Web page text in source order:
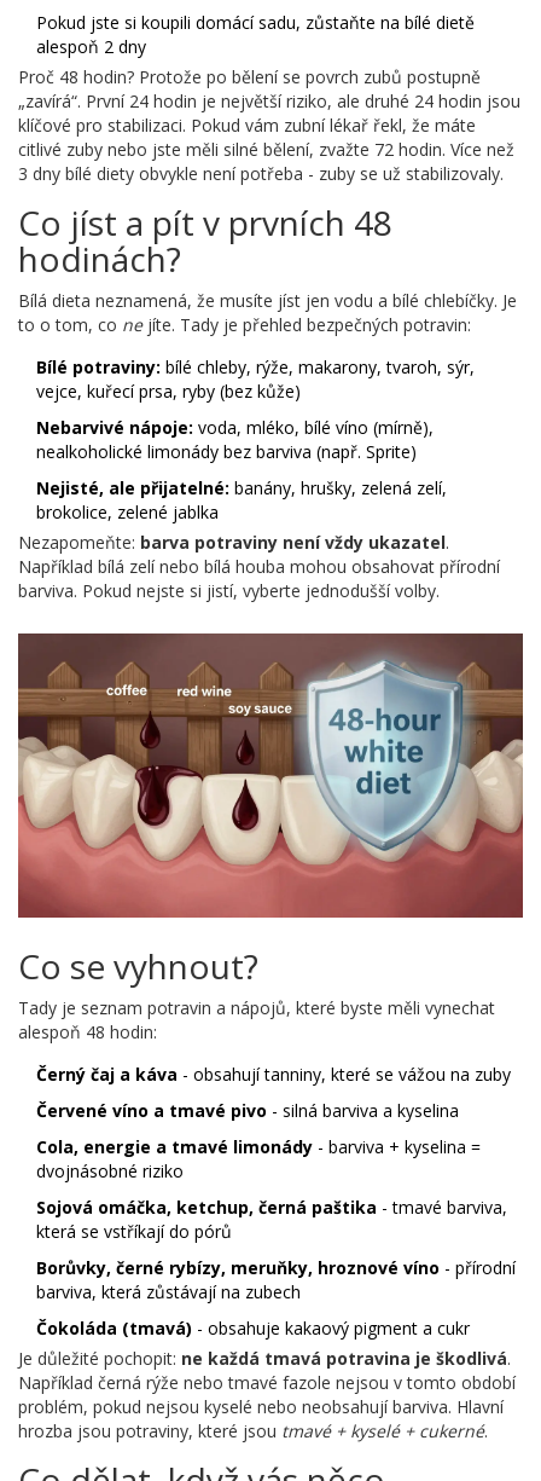
Pokud jste si koupili domácí sadu, zůstaňte na bílé dietě
alespoň 2 dny
Proč 48 hodin? Protože po bělení se povrch zubů postupně
„zavírá“. První 24 hodin je největší riziko, ale druhé 24 hodin jsou
klíčové pro stabilizaci. Pokud vám zubní lékař řekl, že máte
citlivé zuby nebo jste měli silné bělení, zvažte 72 hodin. Více než
3 dny bílé diety obvykle není potřeba - zuby se už stabilizovaly.
Co jíst a pít v prvních 48
hodinách?
Bílá dieta neznamená, že musíte jíst jen vodu a bílé chlebíčky. Je
to o tom, co nejíte. Tady je přehled bezpečných potravin:
Bílé potraviny: bílé chleby, rýže, makarony, tvaroh, sýr,
vejce, kuřecí prsa, ryby (bez kůže)
Nebarvivé nápoje: voda, mléko, bílé víno (mírně),
nealkoholické limonády bez barviva (např. Sprite)
Nejisté, ale přijatelné: banány, hrušky, zelená zelí,
brokolice, zelené jablka
Nezapomeňte: barva potraviny není vždy ukazatel.
Například bílá zelí nebo bílá houba mohou obsahovat přírodní
barviva. Pokud nejste si jistí, vyberte jednodušší volby.
Co se vyhnout?
Tady je seznam potravin a nápojů, které byste měli vynechat
alespoň 48 hodin:
Černý čaj a káva - obsahují tanniny, které se vážou na zuby
Červené víno a tmavé pivo - silná barviva a kyselina
Cola, energie a tmavé limonády - barviva + kyselina =
dvojnásobné riziko
Sojová omáčka, ketchup, černá paštika - tmavé barviva,
která se vstříkají do pórů
Borůvky, černé rybízy, meruňky, hroznové víno - přírodní
barviva, která zůstávají na zubech
Čokoláda (tmavá) - obsahuje kakaový pigment a cukr
Je důležité pochopit: ne každá tmavá potravina je škodlivá.
Například černá rýže nebo tmavé fazole nejsou v tomto období
problém, pokud nejsou kyselé nebo neobsahují barviva. Hlavní
hrozba jsou potraviny, které jsou tmavé + kyselé + cukerné.